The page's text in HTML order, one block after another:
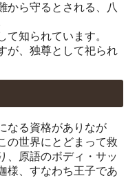
から守るとされる、八
て知られています。
が、独尊として祀られ
なる資格がありなが
の世界にとどまって救
、原語のボディ・サッ
様、すなわち王子であ